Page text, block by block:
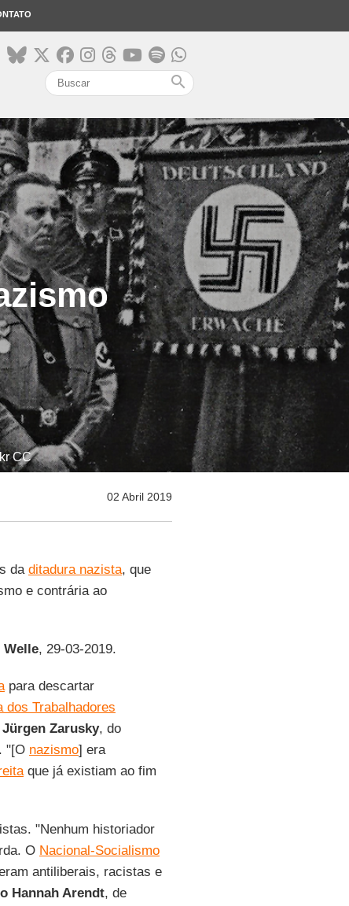
search
CC
02 Abril 2019
da ditadura nazista, que
e contrária ao
Welle, 29-03-2019.
para descartar
dos Trabalhadores
Jürgen Zarusky, do
. "[O nazismo] era
que já existiam ao fim
"Nenhum historiador
O Nacional-Socialismo
antiliberais, racistas e
Hannah Arendt, de